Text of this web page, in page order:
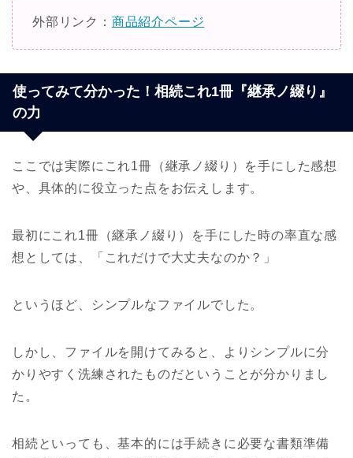
外部リンク： 商品紹介ページ
使ってみて分かった！相続これ1冊『継承ノ綴り』
の力
ここでは実際にこれ1冊（継承ノ綴り）を手にした感想
や、具体的に役立った点をお伝えします。
最初にこれ1冊（継承ノ綴り）を手にした時の率直な感
想としては、「これだけで大丈夫なのか？」
というほど、シンプルなファイルでした。
しかし、ファイルを開けてみると、よりシンプルに分
かりやすく洗練されたものだということが分かりまし
た。
相続といっても、基本的には手続きに必要な書類準備